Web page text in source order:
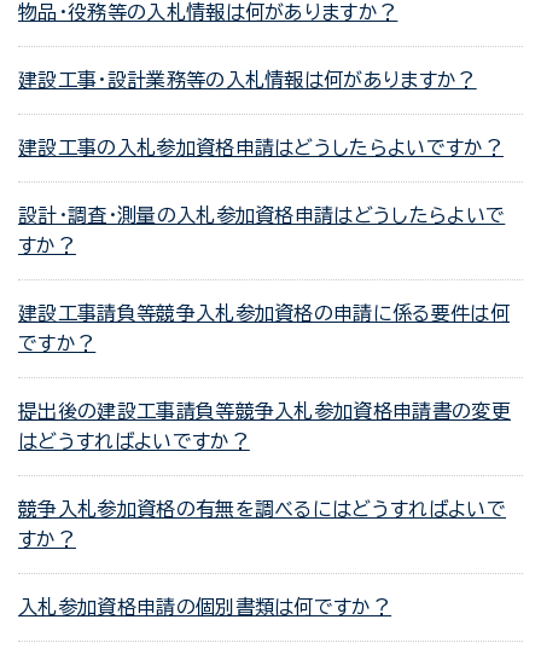
物品・役務等の入札情報は何がありますか？
建設工事・設計業務等の入札情報は何がありますか？
建設工事の入札参加資格申請はどうしたらよいですか？
設計・調査・測量の入札参加資格申請はどうしたらよいで
すか？
建設工事請負等競争入札参加資格の申請に係る要件は何
ですか？
提出後の建設工事請負等競争入札参加資格申請書の変更
はどうすればよいですか？
競争入札参加資格の有無を調べるにはどうすればよいで
すか？
入札参加資格申請の個別書類は何ですか？